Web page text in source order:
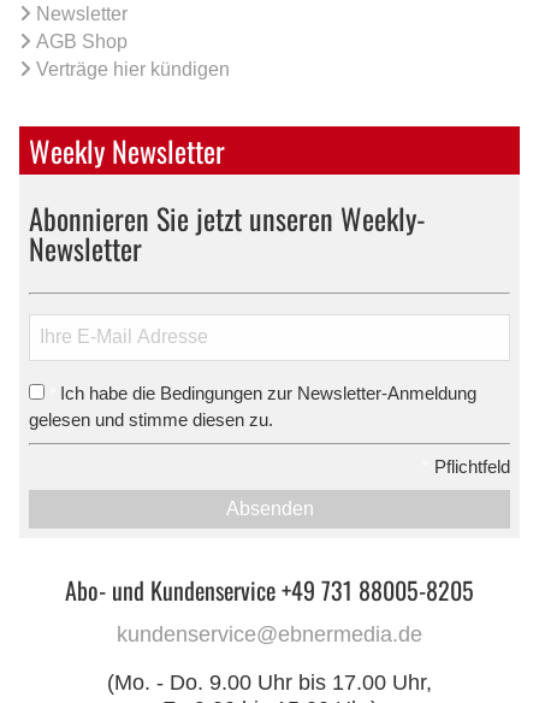
Newsletter
AGB Shop
Verträge hier kündigen
Weekly Newsletter
Abonnieren Sie jetzt unseren Weekly-
Newsletter
Ich habe die Bedingungen zur Newsletter-Anmeldung
gelesen und stimme diesen zu.
Pflichtfeld
Absenden
Abo- und Kundenservice +49 731 88005-8205
kundenservice@ebnermedia.de
(Mo. - Do. 9.00 Uhr bis 17.00 Uhr,